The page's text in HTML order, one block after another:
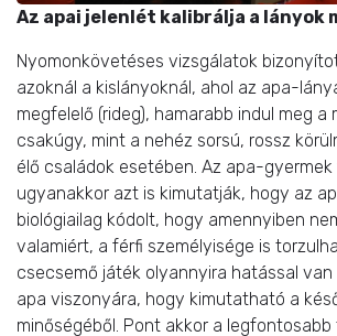
Az apai jelenlét kalibrálja a
Nyomonkövetéses vizsgálatok
azoknál a kislányoknál, ahol az apa-
megfelelő (rideg), hamarabb indul meg a
csakúgy, mint a nehéz sorsú, rossz
élő családok esetében. Az apa-
ugyanakkor azt is kimutatják, hogy az
biológiailag kódolt, hogy amennyiben
valamiért, a férfi személyisége is
csecsemő játék olyannyira hatással
apa viszonyára, hogy kimutatható a
minőségéből. Pont akkor a